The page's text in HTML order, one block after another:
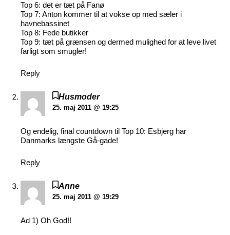
Top 6: det er tæt på Fanø
Top 7: Anton kommer til at vokse op med sæler i
havnebassinet
Top 8: Fede butikker
Top 9: tæt på grænsen og dermed mulighed for at leve livet
farligt som smugler!
Reply
Husmoder
25. maj 2011 @ 19:25
Og endelig, final countdown til Top 10: Esbjerg har
Danmarks længste Gå-gade!
Reply
Anne
25. maj 2011 @ 19:29
Ad 1) Oh God!!